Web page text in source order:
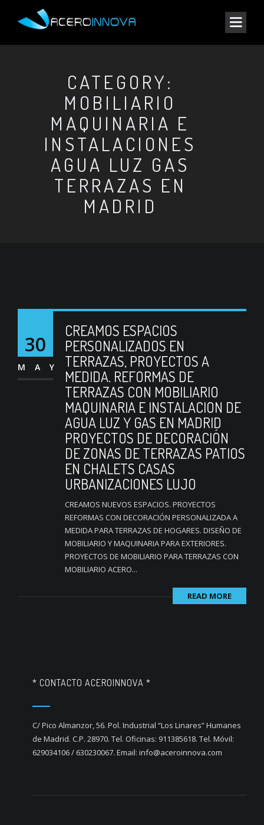
CATEGORY:
MOBILIARIO
MAQUINARIA E
INSTALACIONES
AGUA LUZ GAS
TERRAZAS EN
MADRID
30
MAY
CREAMOS ESPACIOS
PERSONALIZADOS EN
TERRAZAS, PROYECTOS A
MEDIDA. REFORMAS DE
TERRAZAS CON MOBILIARIO
MAQUINARIA E INSTALACION DE
AGUA LUZ Y GAS EN MADRID
PROYECTOS DE DECORACIÓN
DE ZONAS DE TERRAZAS PATIOS
EN CHALETS CASAS
URBANIZACIONES LUJO
CREAMOS NUEVOS ESPACIOS. PROYECTOS
REFORMAS CON DECORACIÓN PERSONALIZADA A
MEDIDA PARA TERRAZAS DE HOGARES. DISEÑO DE
MOBILIARIO Y MAQUINARIA PARA EXTERIORES.
PROYECTOS DE MOBILIARIO PARA TERRAZAS CON
MOBILIARIO ACERO...
READ MORE
* CONTACTO ACEROINNOVA *
C/ Pico Almanzor, 56. Pol. Industrial “Los Linares” Humanes
de Madrid. C.P. 28970. Tel. Oficinas: 911385618. Tel. Móvil:
629034106 / 630230067. Email: info@aceroinnova.com